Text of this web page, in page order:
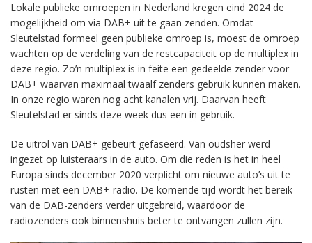
Lokale publieke omroepen in Nederland kregen eind 2024 de
mogelijkheid om via DAB+ uit te gaan zenden. Omdat
Sleutelstad formeel geen publieke omroep is, moest de omroep
wachten op de verdeling van de restcapaciteit op de multiplex in
deze regio. Zo’n multiplex is in feite een gedeelde zender voor
DAB+ waarvan maximaal twaalf zenders gebruik kunnen maken.
In onze regio waren nog acht kanalen vrij. Daarvan heeft
Sleutelstad er sinds deze week dus een in gebruik.
De uitrol van DAB+ gebeurt gefaseerd. Van oudsher werd
ingezet op luisteraars in de auto. Om die reden is het in heel
Europa sinds december 2020 verplicht om nieuwe auto’s uit te
rusten met een DAB+-radio. De komende tijd wordt het bereik
van de DAB-zenders verder uitgebreid, waardoor de
radiozenders ook binnenshuis beter te ontvangen zullen zijn.